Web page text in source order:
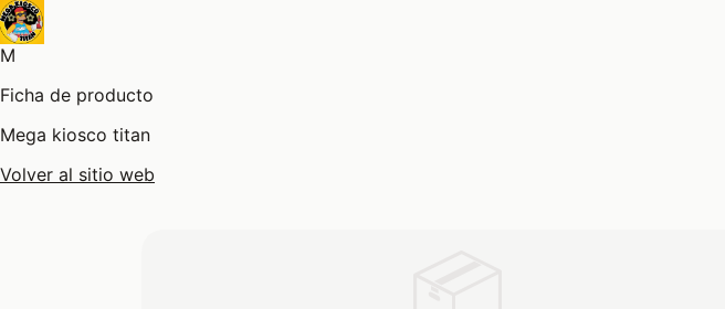
M
Ficha de producto
Mega kiosco titan
Volver al sitio web